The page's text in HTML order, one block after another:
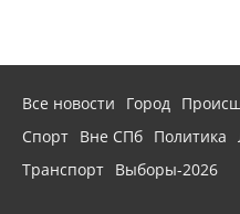
Все новости Город
Спорт Вне СПб Политика
Транспорт Выборы-2026